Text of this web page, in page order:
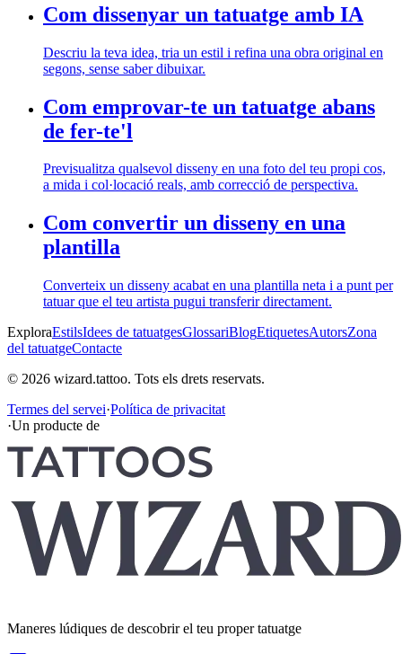
Com dissenyar un tatuatge amb IA
Descriu la teva idea, tria un estil i refina una obra original en
segons, sense saber dibuixar.
Com emprovar-te un tatuatge abans
de fer-te'l
Previsualitza qualsevol disseny en una foto del teu propi cos,
a mida i col·locació reals, amb correcció de perspectiva.
Com convertir un disseny en una
plantilla
Converteix un disseny acabat en una plantilla neta i a punt per
tatuar que el teu artista pugui transferir directament.
ExploraEstilsIdees de tatuatgesGlossariBlogEtiquetesAutorsZona
del tatuatgeContacte
© 2026 wizard.tattoo. Tots els drets reservats.
Termes del servei·Política de privacitat
·Un producte de
Maneres lúdiques de descobrir el teu proper tatuatge